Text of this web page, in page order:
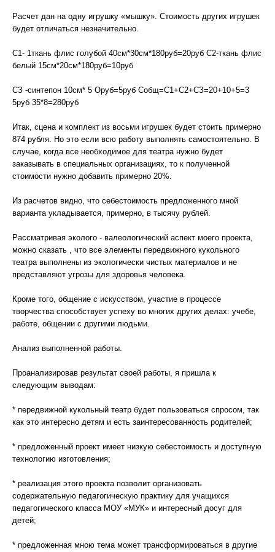
Расчет дан на одну игрушку «мышку». Стоимость других игрушек
будет отличаться незначительно.
С1- 1ткань флис голубой 40см*30см*180руб=20руб С2-ткань флис
белый 15см*20см*180руб=10руб
СЗ -синтепон 10см* 5 Оруб=5руб Собщ=С1+С2+СЗ=20+10+5=3
5руб 35*8=280руб
Итак, сцена и комплект из восьми игрушек будет стоить примерно
874 рубля. Но это если всю работу выполнять самостоятельно. В
случае, когда все необходимое для театра нужно будет
заказывать в специальных организациях, то к полученной
стоимости нужно добавить примерно 20%.
Из расчетов видно, что себестоимость предложенного мной
варианта укладывается, примерно, в тысячу рублей.
Рассматривая эколого - валеологический аспект моего проекта,
можно сказать , что все элементы передвижного кукольного
театра выполнены из экологически чистых материалов и не
представляют угрозы для здоровья человека.
Кроме того, общение с искусством, участие в процессе
творчества способствует успеху во многих других делах: учебе,
работе, общении с другими людьми.
Анализ выполненной работы.
Проанализировав результат своей работы, я пришла к
следующим выводам:
* передвижной кукольный театр будет пользоваться спросом, так
как это интересно детям и есть заинтересованность родителей;
* предложенный проект имеет низкую себестоимость и доступную
технологию изготовления;
* реализация этого проекта позволит организовать
содержательную педагогическую практику для учащихся
педагогического класса МОУ «МУК» и интересный досуг для
детей;
* предложенная мною тема может трансформироваться в другие